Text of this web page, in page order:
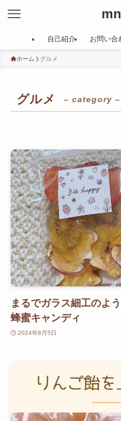
自己紹介 お問い合
ホーム グルメ
グルメ – category –
まるでガラス細工のよ
蜂蜜キャンディ
2024年8月5日